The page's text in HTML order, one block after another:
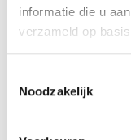
informatie die u
verzameld op
Noodzakelijk
Dit prachtige
de zachte,